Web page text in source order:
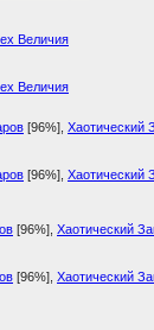
Величия
Величия
[96%] Хаотический
[96%] Хаотический
[96%] Хаотический
[96%] Хаотический